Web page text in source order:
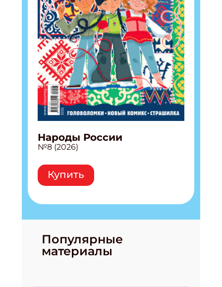
Народы России
№8 (2026)
Купить
Популярные
материалы